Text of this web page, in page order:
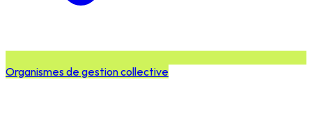
Organismes de gestion collective